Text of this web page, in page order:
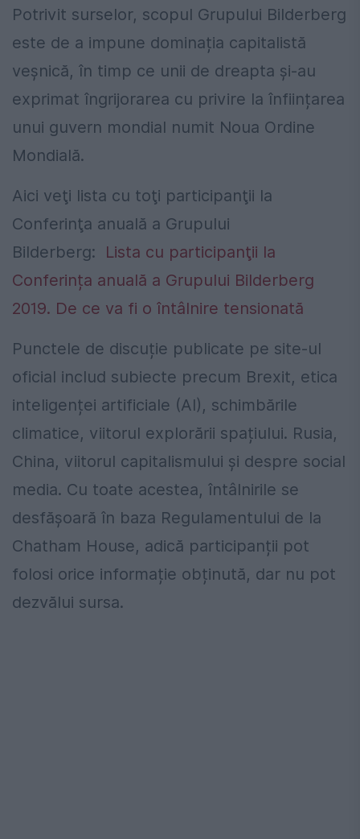
Potrivit surselor, scopul Grupului Bilderberg
este de a impune dominația capitalistă
veșnică, în timp ce unii de dreapta și-au
exprimat îngrijorarea cu privire la înființarea
unui guvern mondial numit Noua Ordine
Mondială.
Aici veţi lista cu toţi participanţii la
Conferinţa anuală a Grupului
Bilderberg: Lista cu participanţii la
Conferința anuală a Grupului Bilderberg
2019. De ce va fi o întâlnire tensionată
Punctele de discuție publicate pe site-ul
oficial includ subiecte precum Brexit, etica
inteligenței artificiale (AI), schimbările
climatice, viitorul explorării spațiului. Rusia,
China, viitorul capitalismului și despre social
media. Cu toate acestea, întâlnirile se
desfășoară în baza Regulamentului de la
Chatham House, adică participanții pot
folosi orice informație obținută, dar nu pot
dezvălui sursa.